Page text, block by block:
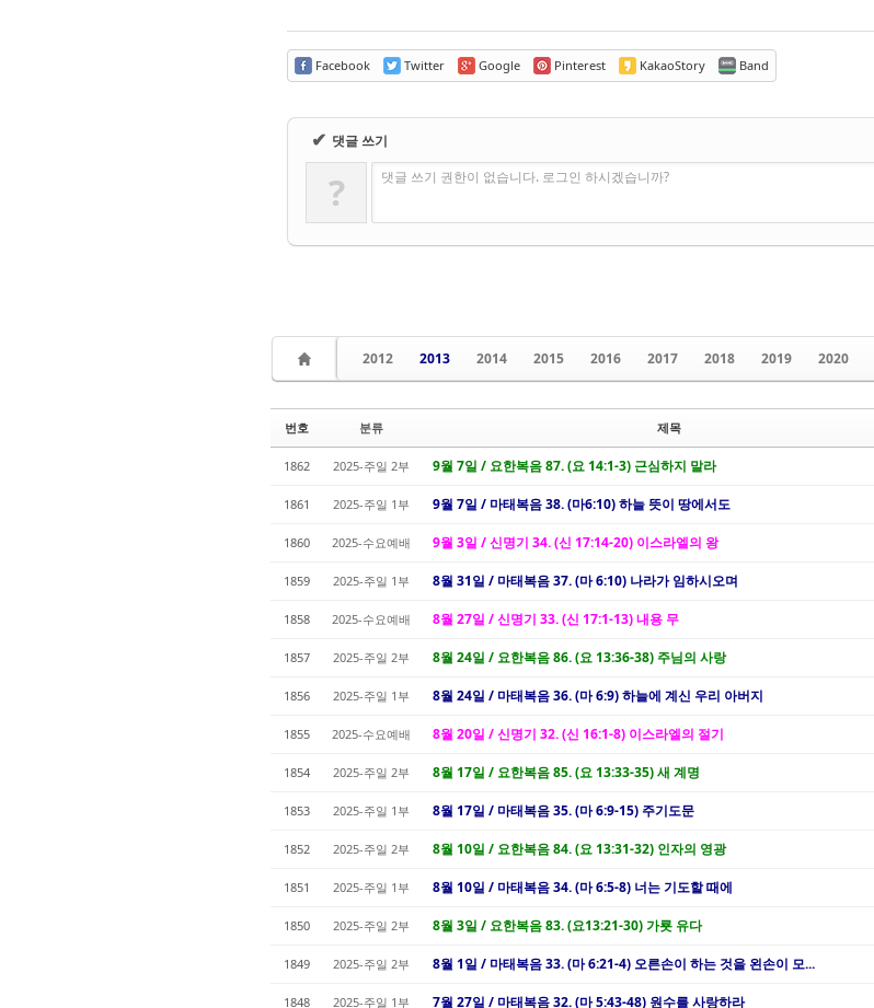
Facebook Twitter Google Pinterest KakaoStory Band
✔ 댓글 쓰기
? 댓글 쓰기 권한이 없습니다. 로그인 하시겠습니까?
2012 2013 2014 2015 2016 2017 2018 2019 2020
번호 분류 제목
1862 2025-주일 2부 9월 7일 / 요한복음 87. (요 14:1-3) 근심하지 말라
1861 2025-주일 1부 9월 7일 / 마태복음 38. (마6:10) 하늘 뜻이 땅에서도
1860 2025-수요예배 9월 3일 / 신명기 34. (신 17:14-20) 이스라엘의 왕
1859 2025-주일 1부 8월 31일 / 마태복음 37. (마 6:10) 나라가 임하시오며
1858 2025-수요예배 8월 27일 / 신명기 33. (신 17:1-13) 내용 무
1857 2025-주일 2부 8월 24일 / 요한복음 86. (요 13:36-38) 주님의 사랑
1856 2025-주일 1부 8월 24일 / 마태복음 36. (마 6:9) 하늘에 계신 우리 아버지
1855 2025-수요예배 8월 20일 / 신명기 32. (신 16:1-8) 이스라엘의 절기
1854 2025-주일 2부 8월 17일 / 요한복음 85. (요 13:33-35) 새 계명
1853 2025-주일 1부 8월 17일 / 마태복음 35. (마 6:9-15) 주기도문
1852 2025-주일 2부 8월 10일 / 요한복음 84. (요 13:31-32) 인자의 영광
1851 2025-주일 1부 8월 10일 / 마태복음 34. (마 6:5-8) 너는 기도할 때에
1850 2025-주일 2부 8월 3일 / 요한복음 83. (요13:21-30) 가룟 유다
1849 2025-주일 2부 8월 1일 / 마태복음 33. (마 6:21-4) 오른손이 하는 것을 왼손이 모...
1848 2025-주일 1부 7월 27일 / 마태복음 32. (마 5:43-48) 원수를 사랑하라